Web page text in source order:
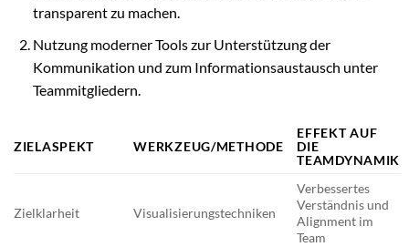
transparent zu machen.
Nutzung moderner Tools zur Unterstützung der
Kommunikation und zum Informationsaustausch unter
Teammitgliedern.
ZIELASPEKT WERKZEUG/METHODE
EFFEKT AUF
DIE
TEAMDYNAMIK
Zielklarheit Visualisierungstechniken
Verbessertes
Verständnis und
Alignment im
Team